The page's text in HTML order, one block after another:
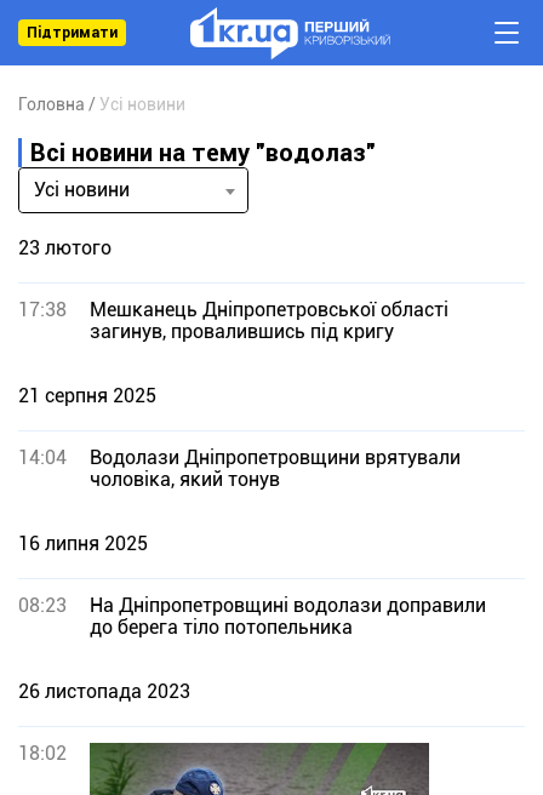
Підтримати
Головна Усі новини
Всі новини на тему "водолаз"
Усі новини
23 лютого
17:38
Мешканець Дніпропетровської області
загинув, провалившись під кригу
21 серпня 2025
14:04
Водолази Дніпропетровщини врятували
чоловіка, який тонув
16 липня 2025
08:23
На Дніпропетровщині водолази доправили
до берега тіло потопельника
26 листопада 2023
18:02